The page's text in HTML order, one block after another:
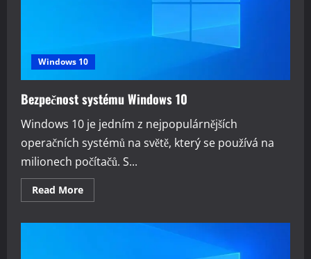
Windows 10
Bezpečnost systému Windows 10
Windows 10 je jedním z nejpopulárnějších
operačních systémů na světě, který se používá na
milionech počítačů. S...
Read MoreRead
more